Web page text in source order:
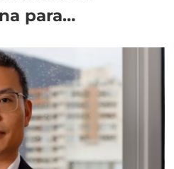
para